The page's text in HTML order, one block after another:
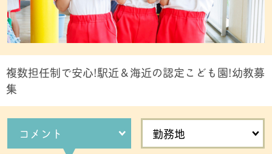
複数担任制で安心!駅近＆海近の認定こども園!幼教募
集
コメント 勤務地